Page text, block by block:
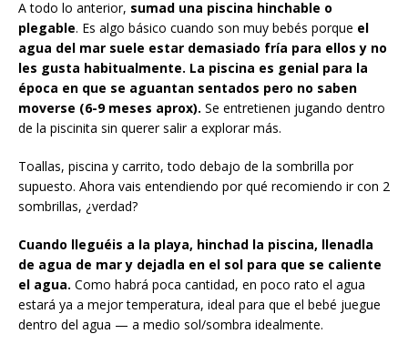
A todo lo anterior, sumad una piscina hinchable o
plegable. Es algo básico cuando son muy bebés porque el
agua del mar suele estar demasiado fría para ellos y no
les gusta habitualmente. La piscina es genial para la
época en que se aguantan sentados pero no saben
moverse (6-9 meses aprox). Se entretienen jugando dentro
de la piscinita sin querer salir a explorar más.
Toallas, piscina y carrito, todo debajo de la sombrilla por
supuesto. Ahora vais entendiendo por qué recomiendo ir con 2
sombrillas, ¿verdad?
Cuando lleguéis a la playa, hinchad la piscina, llenadla
de agua de mar y dejadla en el sol para que se caliente
el agua. Como habrá poca cantidad, en poco rato el agua
estará ya a mejor temperatura, ideal para que el bebé juegue
dentro del agua — a medio sol/sombra idealmente.